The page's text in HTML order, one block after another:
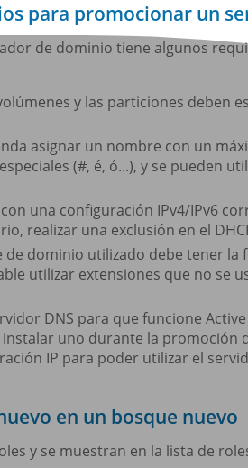
para promocionar un
de dominio tiene algunos
y las particiones deben
asignar un nombre con un
(#, é, ó...), y se pueden
una configuración IPv4/IPv6
realizar una exclusión en el
de dominio utilizado debe tener la
utilizar extensiones que no se
DNS para que funcione
uno durante la promoción
IP para poder utilizar el
en un bosque nuevo
y se muestran en la lista de